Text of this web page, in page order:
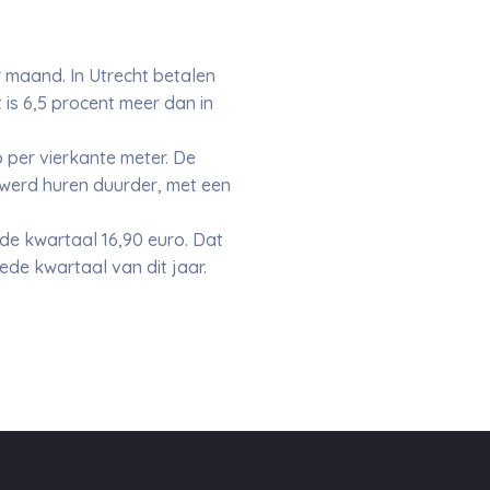
In Utrecht betalen
6,5 procent meer dan in
per vierkante meter. De
huren duurder, met een
kwartaal 16,90 euro. Dat
kwartaal van dit jaar.